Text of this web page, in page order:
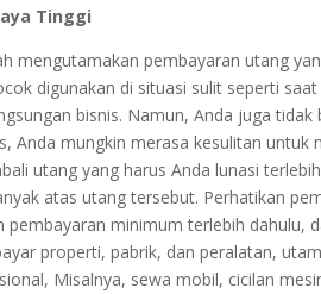
Tinggi
mengutamakan pembayaran utang
digunakan di situasi sulit seperti
bisnis. Namun, Anda juga
Anda mungkin merasa kesulitan untuk
utang yang harus Anda lunasi
atas utang tersebut. Perhatikan
pembayaran minimum terlebih dahulu,
properti, pabrik, dan peralatan,
Misalnya, sewa mobil, cicilan